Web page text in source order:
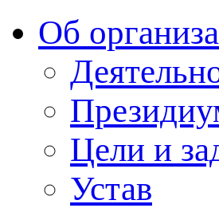
Об
Цели и
Устав